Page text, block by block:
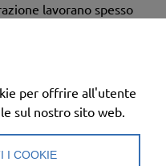
lavorano spesso
garantiscono un
il committente.
essi mettono in servizio
per offrire all'utente
sul nostro sito web.
I COOKIE